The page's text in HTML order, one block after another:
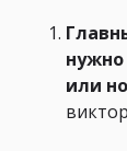
нужно
или